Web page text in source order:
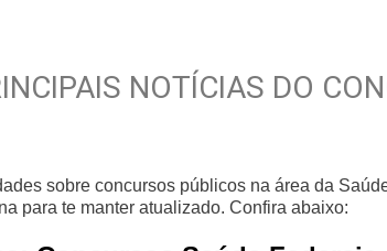
NOTÍCIAS DO
sobre concursos públicos na área da
para te manter atualizado. Confira abaixo: